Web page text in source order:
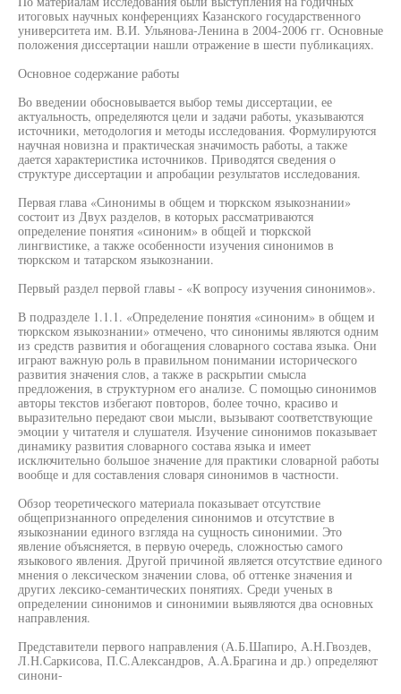
итоговых научных конференциях Казанского государственного
университета им. В.И. Ульянова-Ленина в 2004-2006 гг. Основные
положения диссертации нашли отражение в шести публикациях.
Основное содержание работы
Во введении обосновывается выбор темы диссертации, ее
актуальность, определяются цели и задачи работы, указываются
источники, методология и методы исследования. Формулируются
научная новизна и практическая значимость работы, а также
дается характеристика источников. Приводятся сведения о
структуре диссертации и апробации результатов исследования.
Первая глава «Синонимы в общем и тюркском языкознании»
состоит из Двух разделов, в которых рассматриваются
определение понятия «синоним» в общей и тюркской
лингвистике, а также особенности изучения синонимов в
тюркском и татарском языкознании.
Первый раздел первой главы - «К вопросу изучения синонимов».
В подразделе 1.1.1. «Определение понятия «синоним» в общем и
тюркском языкознании» отмечено, что синонимы являются одним
из средств развития и обогащения словарного состава языка. Они
играют важную роль в правильном понимании исторического
развития значения слов, а также в раскрытии смысла
предложения, в структурном его анализе. С помощью синонимов
авторы текстов избегают повторов, более точно, красиво и
выразительно передают свои мысли, вызывают соответствующие
эмоции у читателя и слушателя. Изучение синонимов показывает
динамику развития словарного состава языка и имеет
исключительно большое значение для практики словарной работы
вообще и для составления словаря синонимов в частности.
Обзор теоретического материала показывает отсутствие
общепризнанного определения синонимов и отсутствие в
языкознании единого взгляда на сущность синонимии. Это
явление объясняется, в первую очередь, сложностью самого
языкового явления. Другой причиной является отсутствие единого
мнения о лексическом значении слова, об оттенке значения и
других лексико-семантических понятиях. Среди ученых в
определении синонимов и синонимии выявляются два основных
направления.
Представители первого направления (А.Б.Шапиро, А.Н.Гвоздев,
Л.Н.Саркисова, П.С.Александров, А.А.Брагина и др.) определяют
синони-